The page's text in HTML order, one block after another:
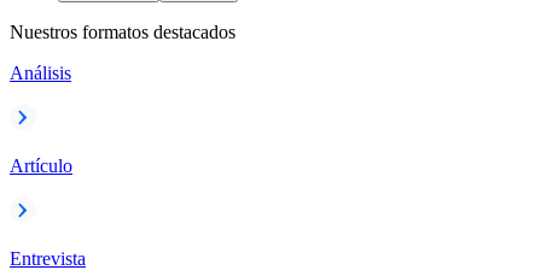
Nuestros formatos destacados
Análisis
Artículo
Entrevista